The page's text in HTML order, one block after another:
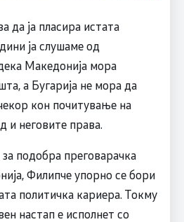
да ја пласира истата
ја слушаме од
Македонија мора
а Бугарија не мора да
кон почитување на
и неговите права.
подобра преговарачка
Филипче упорно се бори
политичка кариера. Токму
настап е исполнет со